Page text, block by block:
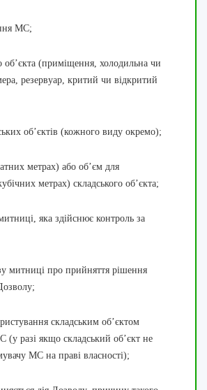
МС;
об’єкта (приміщення, холодильна чи
резервуар, критий чи відкритий
об’єктів (кожного виду окремо);
метрах) або об’єм для
метрах) складського об’єкта;
яка здійснює контроль за
митниці про прийняття рішення
складським об’єктом
(у разі якщо складський об’єкт не
МС на праві власності);